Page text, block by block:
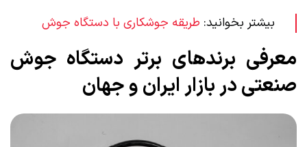
بیشتر بخوانید: طریقه جوشکاری با دستگاه جوش
معرفی برندهای برتر دستگاه جوش
صنعتی در بازار ایران و جهان